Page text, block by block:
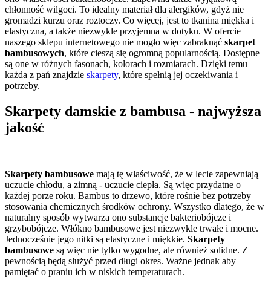
chłonność wilgoci. To idealny materiał dla alergików, gdyż nie
gromadzi kurzu oraz roztoczy. Co więcej, jest to tkanina miękka i
elastyczna, a także niezwykle przyjemna w dotyku. W ofercie
naszego sklepu internetowego nie mogło więc zabraknąć skarpet
bambusowych, które cieszą się ogromną popularnością. Dostępne
są one w różnych fasonach, kolorach i rozmiarach. Dzięki temu
każda z pań znajdzie skarpety, które spełnią jej oczekiwania i
potrzeby.
Skarpety damskie z bambusa - najwyższa
jakość
Skarpety bambusowe mają tę właściwość, że w lecie zapewniają
uczucie chłodu, a zimną - uczucie ciepła. Są więc przydatne o
każdej porze roku. Bambus to drzewo, które rośnie bez potrzeby
stosowania chemicznych środków ochrony. Wszystko dlatego, że w
naturalny sposób wytwarza ono substancje bakteriobójcze i
grzybobójcze. Włókno bambusowe jest niezwykle trwałe i mocne.
Jednocześnie jego nitki są elastyczne i miękkie. Skarpety
bambusowe są więc nie tylko wygodne, ale również solidne. Z
pewnością będą służyć przed długi okres. Ważne jednak aby
pamiętać o praniu ich w niskich temperaturach.